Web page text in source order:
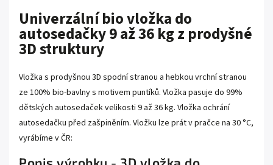
Univerzální bio vložka do
autosedačky 9 až 36 kg z prodyšné
3D struktury
Vložka s prodyšnou 3D spodní stranou a hebkou vrchní stranou
ze 100% bio-bavlny s motivem puntíků. Vložka pasuje do 99%
dětských autosedaček velikosti 9 až 36 kg. Vložka ochrání
autosedačku před zašpiněním. Vložku lze prát v pračce na 30 °C,
vyrábíme v ČR: